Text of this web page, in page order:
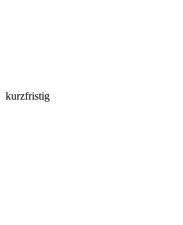
kurzfristig